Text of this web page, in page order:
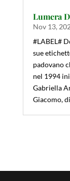
Lumera
Nov 13,
#LABEL#
sue
padovano
nel 1994
Gabriella
Giacomo,